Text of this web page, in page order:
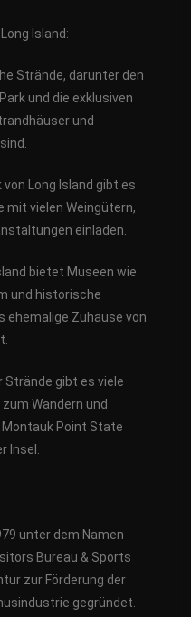
Island:
Strände, darunter den
und die exklusiven
und
Long Island gibt es
mit vielen Weingütern,
einladen.
bietet Museen wie
und historische
ehemalige Zuhause von
Strände gibt es viele
Wandern und
Montauk Point State
Insel.
unter dem Namen
Bureau & Sports
zur Förderung der
gegründet.